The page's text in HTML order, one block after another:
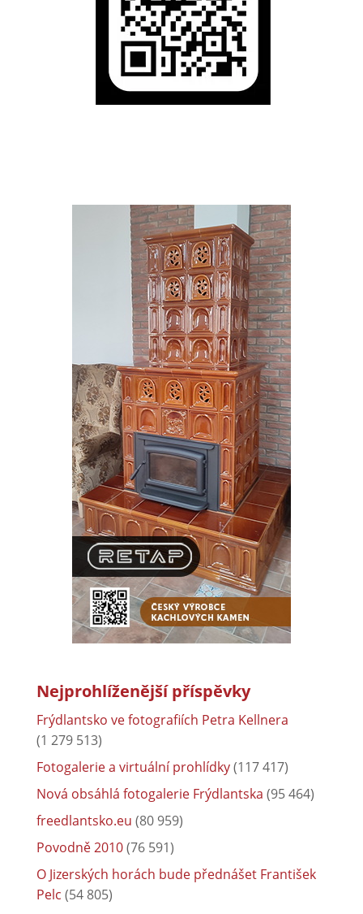
Nejprohlíženější příspěvky
Frýdlantsko ve fotografiích Petra Kellnera
(1 279 513)
Fotogalerie a virtuální prohlídky(117 417)
Nová obsáhlá fotogalerie Frýdlantska (95 464)
freedlantsko.eu (80 959)
Povodně 2010(76 591)
O Jizerských horách bude přednášet František
Pelc (54 805)